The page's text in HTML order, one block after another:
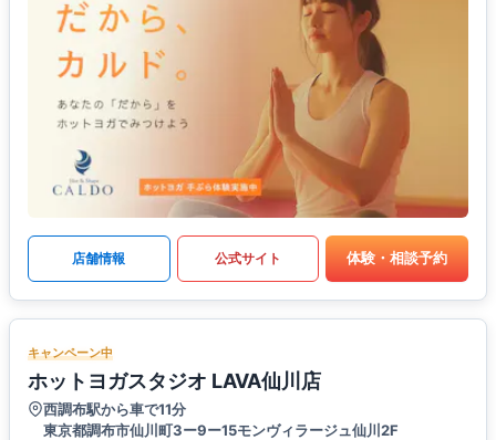
店舗情報 公式サイト 体験・相談予約
キャンペーン中
ホットヨガスタジオ LAVA仙川店
西調布駅から車で11分
東京都調布市仙川町3ー9ー15モンヴィラージュ仙川2F